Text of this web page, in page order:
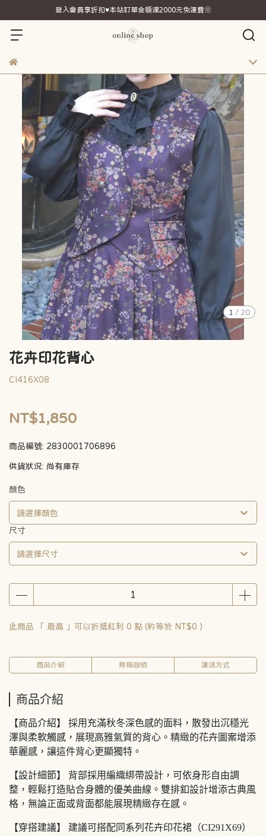
登入會員享折扣♥本站訂單金額達2000元免運費❀
1 / 20
花卉印花背心
CI416X08
NT$1,850
商品編號: 2830001706896
供貨狀況: 尚有庫存
顏色
請選擇顏色
尺寸
請選擇尺寸
此商品 「 最高 」可以折抵紅利 0 點 (約等於 NT$0 )
商品介紹 規格說明 運送方式
商品介紹
【商品介紹】 採用充滿秋冬深色感的面料，散發出沉穩光
澤與柔軟觸感，展現高雅氣質的背心。精緻的花卉圖案增添
華麗感，讓這件背心更顯獨特。
【設計細節】 背部採用編織綁帶設計，可依身形自由調
整，輕鬆打造貼合身體的優美曲線。雙排釦設計增添古典風
格，無論正面或背面都能展現精緻存在感。
【穿搭建議】 建議可搭配同系列花卉印花裙（CI291X69）